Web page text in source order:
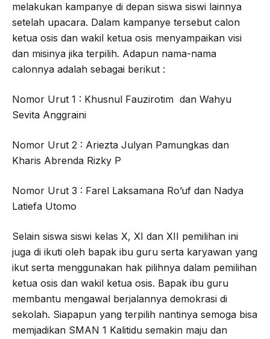
melakukan kampanye di depan siswa siswi lainnya
setelah upacara. Dalam kampanye tersebut calon
ketua osis dan wakil ketua osis menyampaikan visi
dan misinya jika terpilih. Adapun nama-nama
calonnya adalah sebagai berikut :
Nomor Urut 1 : Khusnul Fauzirotim dan Wahyu
Sevita Anggraini
Nomor Urut 2 : Ariezta Julyan Pamungkas dan
Kharis Abrenda Rizky P
Nomor Urut 3 : Farel Laksamana Ro’uf dan Nadya
Latiefa Utomo
Selain siswa siswi kelas X, XI dan XII pemilihan ini
juga di ikuti oleh bapak ibu guru serta karyawan yang
ikut serta menggunakan hak pilihnya dalam pemilihan
ketua osis dan wakil ketua osis. Bapak ibu guru
membantu mengawal berjalannya demokrasi di
sekolah. Siapapun yang terpilih nantinya semoga bisa
memjadikan SMAN 1 Kalitidu semakin maju dan